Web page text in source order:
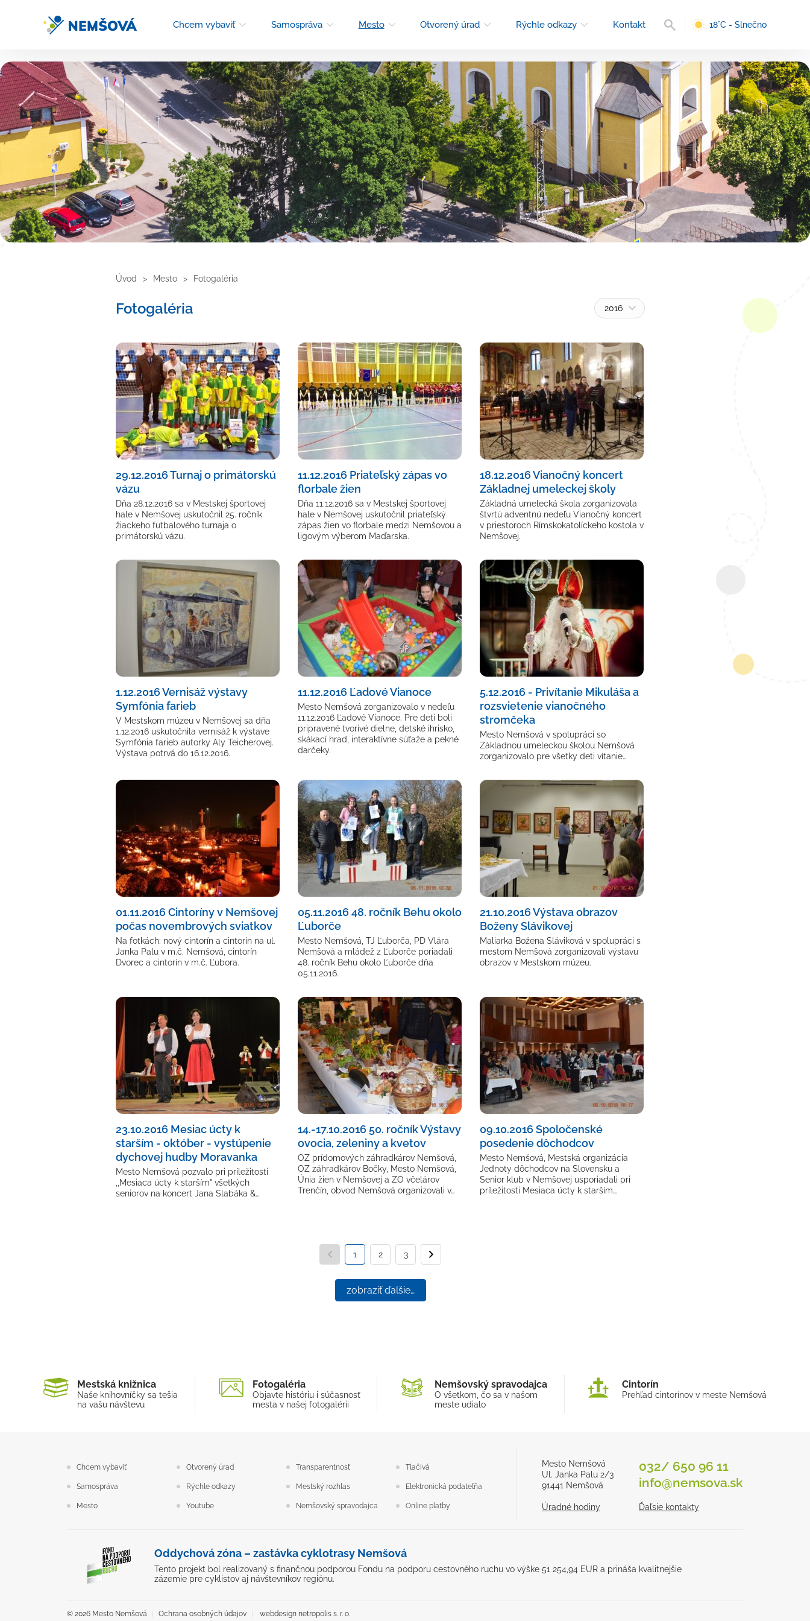
Chcem vybaviť Samospráva Mesto Otvorený úrad Rýchle odkazy Kontakt Vyhľadávanie
18°C - Slnečno
Úvod Mesto Fotogaléria
Fotogaléria 2016
29.12.2016 Turnaj o primátorskú
vázu
Dňa 28.12.2016 sa v Mestskej športovej
hale v Nemšovej uskutočnil 25. ročník
žiackeho futbalového turnaja o
primátorskú vázu.
11.12.2016 Priateľský zápas vo
florbale žien
Dňa 11.12.2016 sa v Mestskej športovej
hale v Nemšovej uskutočnil priateľský
zápas žien vo florbale medzi Nemšovou a
ligovým výberom Maďarska.
18.12.2016 Vianočný koncert
Základnej umeleckej školy
Základná umelecká škola zorganizovala
štvrtú adventnú nedeľu Vianočný koncert
v priestoroch Rímskokatolíckeho kostola v
Nemšovej.
1.12.2016 Vernisáž výstavy
Symfónia farieb
V Mestskom múzeu v Nemšovej sa dňa
1.12.2016 uskutočnila vernisáž k výstave
Symfónia farieb autorky Aly Teicherovej.
Výstava potrvá do 16.12.2016.
11.12.2016 Ľadové Vianoce
Mesto Nemšová zorganizovalo v nedeľu
11.12.2016 Ľadové Vianoce. Pre deti boli
pripravené tvorivé dielne, detské ihrisko,
skákací hrad, interaktívne súťaže a pekné
darčeky.
5.12.2016 - Privítanie Mikuláša a
rozsvietenie vianočného
stromčeka
Mesto Nemšová v spolupráci so
Základnou umeleckou školou Nemšová
zorganizovalo pre všetky deti vítanie…
01.11.2016 Cintoríny v Nemšovej
počas novembrových sviatkov
Na fotkách: nový cintorín a cintorín na ul.
Janka Palu v m.č. Nemšová, cintorín
Dvorec a cintorín v m.č. Ľubora.
05.11.2016 48. ročník Behu okolo
Ľuborče
Mesto Nemšová, TJ Ľuborča, PD Vlára
Nemšová a mládež z Ľuborče poriadali
48. ročník Behu okolo Ľuborče dňa
05.11.2016.
21.10.2016 Výstava obrazov
Boženy Slávikovej
Maliarka Božena Sláviková v spolupráci s
mestom Nemšová zorganizovali výstavu
obrazov v Mestskom múzeu.
23.10.2016 Mesiac úcty k
starším - október - vystúpenie
dychovej hudby Moravanka
Mesto Nemšová pozvalo pri príležitosti
,,Mesiaca úcty k starším" všetkých
seniorov na koncert Jana Slabáka &…
14.-17.10.2016 50. ročník Výstavy
ovocia, zeleniny a kvetov
OZ prídomových záhradkárov Nemšová,
OZ záhradkárov Bočky, Mesto Nemšová,
Únia žien v Nemšovej a ZO včelárov
Trenčín, obvod Nemšová organizovali v…
09.10.2016 Spoločenské
posedenie dôchodcov
Mesto Nemšová, Mestská organizácia
Jednoty dôchodcov na Slovensku a
Senior klub v Nemšovej usporiadali pri
príležitosti Mesiaca úcty k starším…
Predchádzajúca strana
1 2 3
zobraziť ďalšie…
Mestská knižnica
Naše knihovníčky sa tešia
na vašu návštevu
Fotogaléria
Objavte históriu i súčasnosť
mesta v našej fotogalérii
Nemšovský spravodajca
O všetkom, čo sa v našom
meste udialo
Cintorín
Prehľad cintorínov v meste Nemšová
Chcem vybaviť Otvorený úrad Transparentnosť Tlačivá
Samospráva Rýchle odkazy Mestský rozhlas Elektronická podateľňa
Mesto Youtube Nemšovský spravodajca Online platby
Mesto Nemšová
Ul. Janka Palu 2/3
91441 Nemšová
Úradné hodiny
032/ 650 96 11
info@nemsova.sk
Ďaľsie kontakty
Oddychová zóna – zastávka cyklotrasy Nemšová
Tento projekt bol realizovaný s finančnou podporou Fondu na podporu cestovného ruchu vo výške 51 254,94 EUR a prináša kvalitnejšie
zázemie pre cyklistov aj návštevníkov regiónu.
© 2026 Mesto Nemšová Ochrana osobných údajov webdesign netropolis s. r. o.